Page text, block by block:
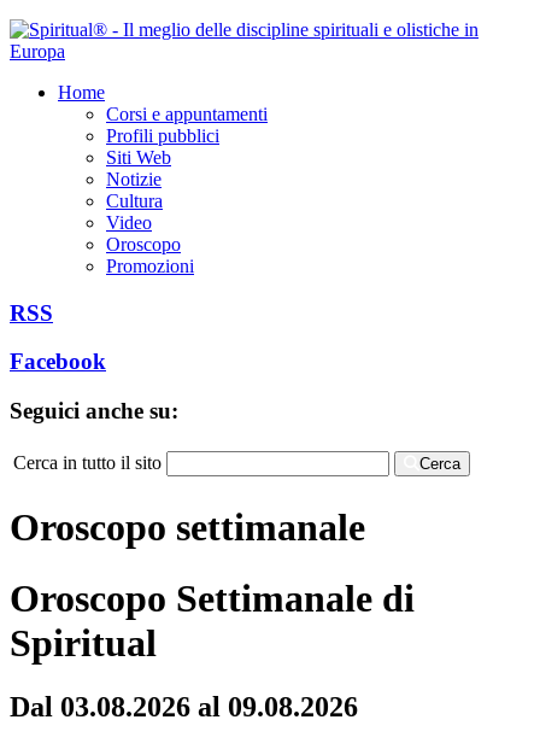
Home
Corsi e appuntamenti
Profili pubblici
Siti Web
Notizie
Cultura
Video
Oroscopo
Promozioni
RSS
Facebook
Seguici anche su:
Cerca in tutto il sito Cerca
Oroscopo settimanale
Oroscopo Settimanale di
Spiritual
Dal 03.08.2026 al 09.08.2026